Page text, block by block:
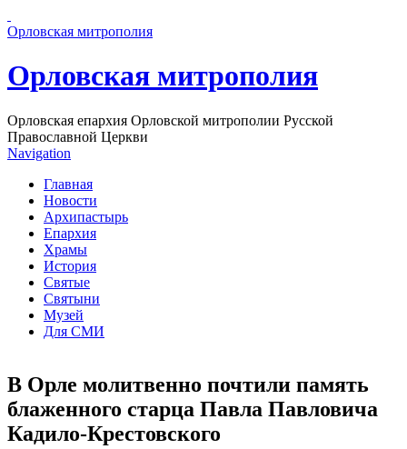
Орловская митрополия
Орловская митрополия
Орловская епархия Орловской митрополии Русской
Православной Церкви
Navigation
Главная
Новости
Архипастырь
Епархия
Храмы
История
Святые
Святыни
Музей
Для СМИ
В Орле молитвенно почтили память
блаженного старца Павла Павловича
Кадило-Крестовского